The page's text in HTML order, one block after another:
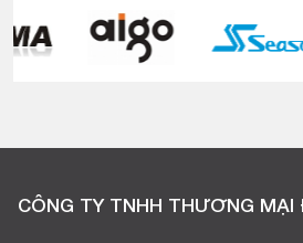
CÔNG TY TNHH THƯƠNG MẠI